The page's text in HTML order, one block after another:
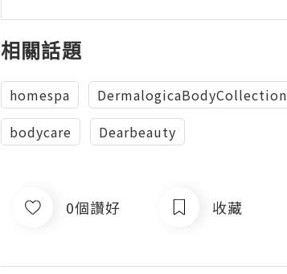
相關話題
homespa DermalogicaBodyCollection
bodycare
‎Dearbeauty
0個讚好 收藏